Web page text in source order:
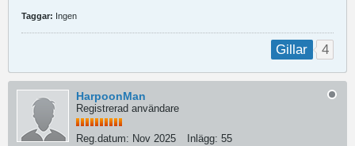
Taggar: Ingen
Gillar 4
HarpoonMan
Registrerad användare
Reg.datum: Nov 2025 Inlägg: 55